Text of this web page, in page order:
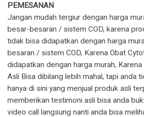
PEMESANAN
Jangan mudah tergiur dengan harga
besar-besaran / sistem COD, karena
tidak bisa didapatkan dengan harga
besaran / sistem COD, Karena Obat
didapatkan dengan harga murah,
Asli Bisa dibilang lebih mahal, tapi anda
hanya di sini yang menjual produk asli
memberikan testimoni asli bisa anda
video call langsung nanti anda bisa